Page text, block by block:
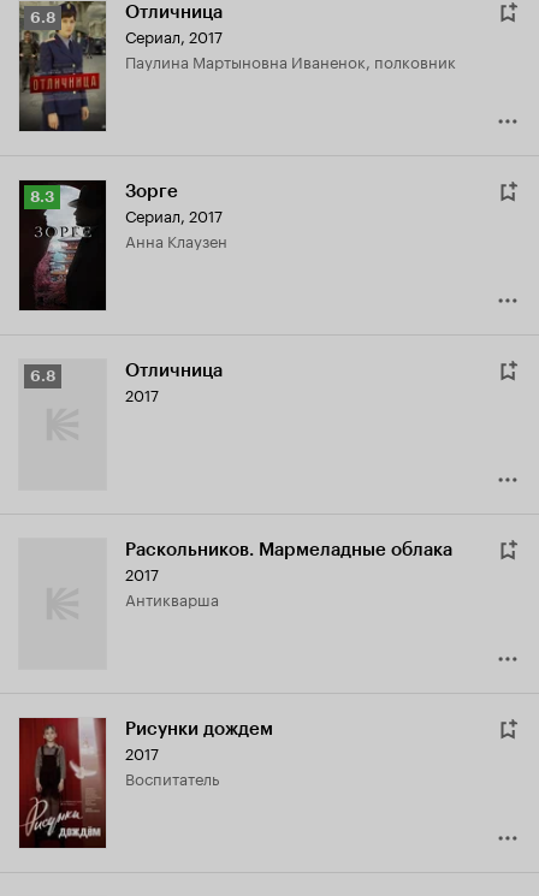
Рейтинг
Кинопоиска
6.8
6.8 Отличница
Сериал, 2017
Паулина Мартыновна Иваненок, полковник
Рейтинг
Кинопоиска
8.3
8.3 Зорге
Сериал, 2017
Анна Клаузен
Рейтинг
6.8 Отличница
2017
Раскольников. Мармеладные облака
2017
Антикварша
Рисунки дождем
2017
воспитатель